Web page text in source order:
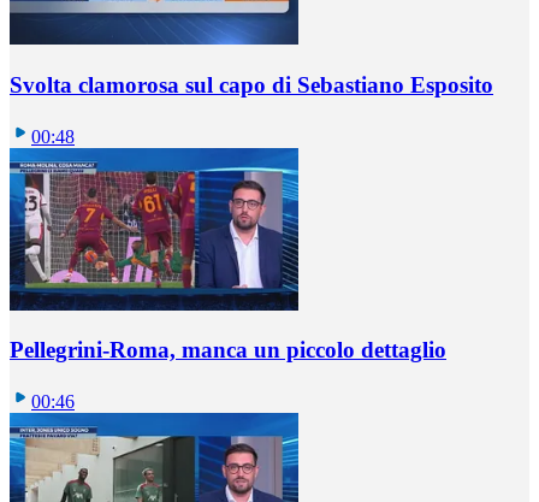
Svolta clamorosa sul capo di Sebastiano Esposito
00:48
Pellegrini-Roma, manca un piccolo dettaglio
00:46